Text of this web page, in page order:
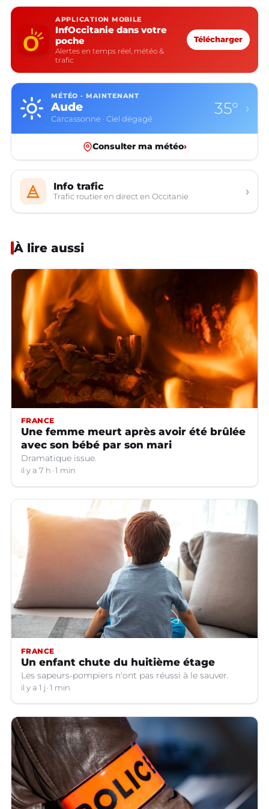
APPLICATION MOBILE
InfOccitanie dans votre
poche
Alertes en temps réel, météo &
trafic
Télécharger
MÉTÉO · MAINTENANT
Aude
Carcassonne · Ciel dégagé
35° ›
Consulter ma météo›
Info trafic
Trafic routier en direct en Occitanie ›
À lire aussi
FRANCE
Une femme meurt après avoir été brûlée
avec son bébé par son mari
Dramatique issue.
il y a 7 h 1 min
FRANCE
Un enfant chute du huitième étage
Les sapeurs-pompiers n'ont pas réussi à le sauver.
il y a 1 j 1 min